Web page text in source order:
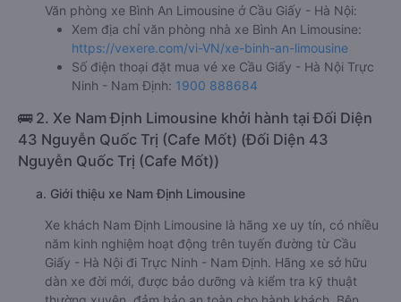
Văn phòng xe Bình An Limousine ở Cầu Giấy - Hà Nội:
Xem địa chỉ văn phòng nhà xe Bình An Limousine:
https://vexere.com/vi-VN/xe-binh-an-limousine
Số điện thoại đặt mua vé xe Cầu Giấy - Hà Nội Trực
Ninh - Nam Định: 1900 888684
🚌 2. Xe Nam Định Limousine khởi hành tại Đối Diện
43 Nguyễn Quốc Trị (Cafe Mốt) (Đối Diện 43
Nguyễn Quốc Trị (Cafe Mốt))
a. Giới thiệu xe Nam Định Limousine
Xe khách Nam Định Limousine là hãng xe uy tín, có nhiều
năm kinh nghiệm hoạt động trên tuyến đường từ Cầu
Giấy - Hà Nội đi Trực Ninh - Nam Định. Hãng xe sở hữu
dàn xe đời mới, được bảo dưỡng và kiểm tra kỹ thuật